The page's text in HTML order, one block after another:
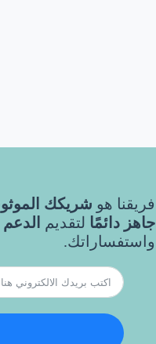
فريقنا هو شريكك
جاهز دائمًا لتقديم
واستفساراتك.